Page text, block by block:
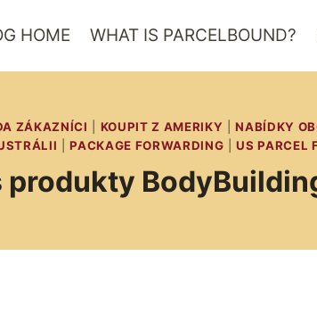
HOME WHAT IS PARCELBOUND?
ZÁKAZNÍCI KOUPIT Z AMERIKY |NABÍDKY
|PACKAGE FORWARDING |US PARCEL